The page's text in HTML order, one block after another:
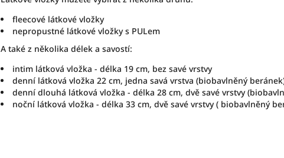
fleecové látkové vložky
nepropustné látkové vložky s PULem
A také z několika délek a savostí:
intim látková vložka - délka 19 cm, bez savé vrstvy
denní látková vložka 22 cm, jedna savá vrstva (biobavlněný
denní dlouhá látková vložka - délka 28 cm, dvě savé vrstvy
noční látková vložka - délka 33 cm, dvě savé vrstvy ( biobavlněný